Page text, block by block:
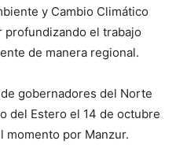
y Cambio Climático
profundizando el trabajo
de manera regional.
gobernadores del Norte
del Estero el 14 de octubre
momento por Manzur.